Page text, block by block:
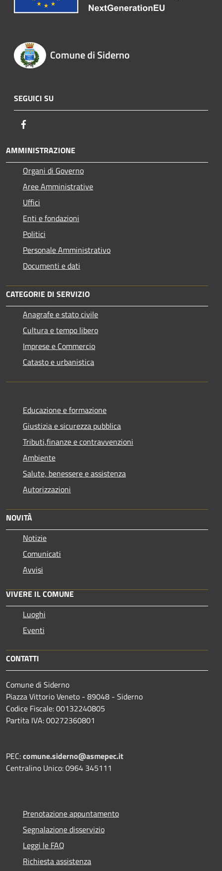
Comune di Siderno
SEGUICI SU
AMMINISTRAZIONE
Organi di Governo
Aree Amministrative
Uffici
Enti e fondazioni
Politici
Personale Amministrativo
Documenti e dati
CATEGORIE DI SERVIZIO
Anagrafe e stato civile
Cultura e tempo libero
Imprese e Commercio
Catasto e urbanistica
Educazione e formazione
Giustizia e sicurezza pubblica
Tributi,finanze e contravvenzioni
Ambiente
Salute, benessere e assistenza
Autorizzazioni
NOVITÀ
Notizie
Comunicati
Avvisi
VIVERE IL COMUNE
Luoghi
Eventi
CONTATTI
Comune di Siderno
Piazza Vittorio Veneto - 89048 - Siderno
Codice Fiscale: 00132240805
Partita IVA: 00272360801
PEC:comune.siderno@asmepec.it
Centralino Unico: 0964 345111
Prenotazione appuntamento
Segnalazione disservizio
Leggi le FAQ
Richiesta assistenza